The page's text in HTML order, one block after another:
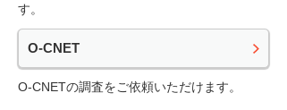
す。
O-CNET
O-CNETの調査をご依頼いただけます。